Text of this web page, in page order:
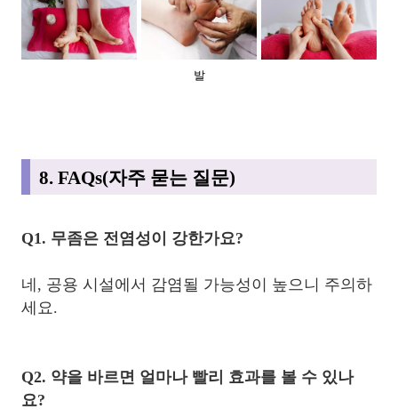
발
8. FAQs(자주 묻는 질문)
Q1. 무좀은 전염성이 강한가요?
네, 공용 시설에서 감염될 가능성이 높으니 주의하
세요.
Q2. 약을 바르면 얼마나 빨리 효과를 볼 수 있나
요?